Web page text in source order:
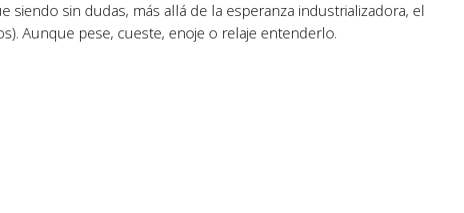
siendo sin dudas, más allá de la esperanza industrializadora, el
Aunque pese, cueste, enoje o relaje entenderlo.